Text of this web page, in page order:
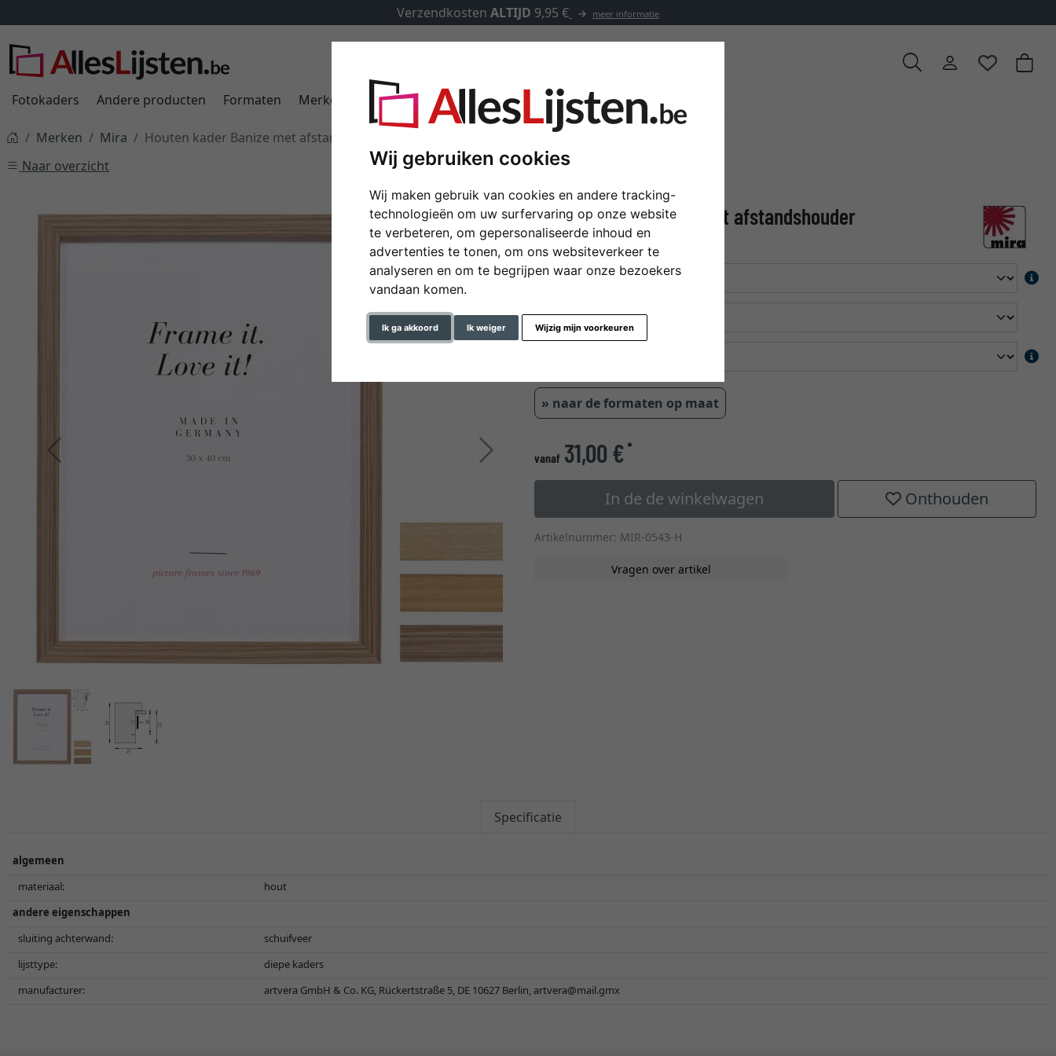
Wij gebruiken cookies
Wij maken gebruik van cookies en andere tracking-
technologieën om uw surfervaring op onze website
te verbeteren, om gepersonaliseerde inhoud en
advertenties te tonen, om ons websiteverkeer te
analyseren en om te begrijpen waar onze bezoekers
vandaan komen.
Ik ga akkoord Ik weiger Wijzig mijn voorkeuren
Verzendkosten ALTIJD 9,95 € meer informatie
Fotokaders Andere producten Formaten Merken Kaders op maat Passe-partouts Toebehoren
Merken Mira
Houten kader Banize met afstandshouder
Naar overzicht
Terug Verder
Houten kader Banize met afstandshouder
formaat
kleur
» naar de formaten op maat
vanaf 31,00 €*
In de de winkelwagen Onthouden
Artikelnummer: MIR-0543-H
Vragen over artikel
Specificatie
algemeen
materiaal:
hout
andere eigenschappen
sluiting achterwand:
schuifveer
lijsttype:
diepe kaders
manufacturer:
artvera GmbH & Co. KG, Rückertstraße 5, DE 10627 Berlin,artvera@mail.gmx